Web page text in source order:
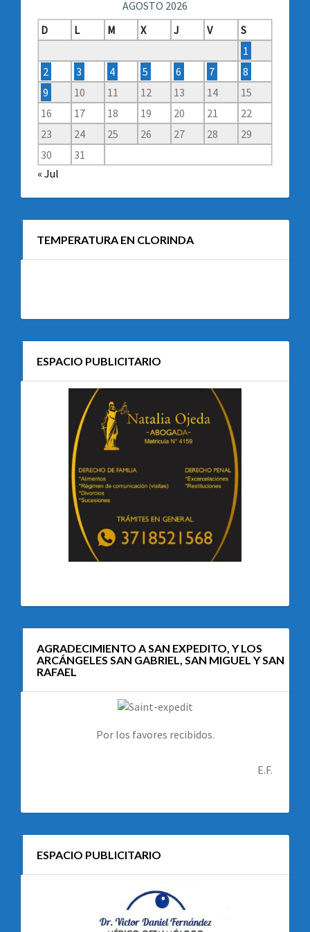
AGOSTO 2026
D
L M X J V
S
1
2
3 4 5 6 7
8
9
10 11 12 13 14
15
16
17 18 19 20 21
22
23
24 25 26 27 28
29
30
31
« Jul
TEMPERATURA EN CLORINDA
ESPACIO PUBLICITARIO
AGRADECIMIENTO A SAN EXPEDITO, Y LOS
ARCÁNGELES SAN GABRIEL, SAN MIGUEL Y SAN
RAFAEL
Por los favores recibidos.
E.F.
ESPACIO PUBLICITARIO